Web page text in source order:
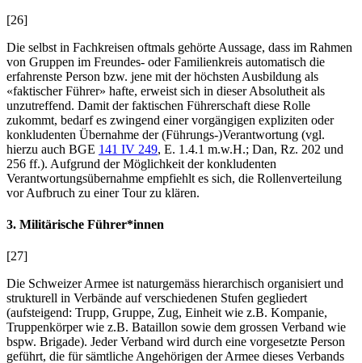
[26]
Die selbst in Fachkreisen oftmals gehörte Aussage, dass im Rahmen
von Gruppen im Freundes- oder Familienkreis automatisch die
erfahrenste Person bzw. jene mit der höchsten Ausbildung als
«faktischer Führer» hafte, erweist sich in dieser Absolutheit als
unzutreffend. Damit der faktischen Führerschaft diese Rolle
zukommt, bedarf es zwingend einer vorgängigen expliziten oder
konkludenten Übernahme der (Führungs-)Verantwortung (vgl.
hierzu auch BGE 141 IV 249, E. 1.4.1 m.w.H.; Dan, Rz. 202 und
256 ff.). Aufgrund der Möglichkeit der konkludenten
Verantwortungsübernahme empfiehlt es sich, die Rollenverteilung
vor Aufbruch zu einer Tour zu klären.
3. Militärische Führer*innen
[27]
Die Schweizer Armee ist naturgemäss hierarchisch organisiert und
strukturell in Verbände auf verschiedenen Stufen gegliedert
(aufsteigend: Trupp, Gruppe, Zug, Einheit wie z.B. Kompanie,
Truppenkörper wie z.B. Bataillon sowie dem grossen Verband wie
bspw. Brigade). Jeder Verband wird durch eine vorgesetzte Person
geführt, die für sämtliche Angehörigen der Armee dieses Verbands